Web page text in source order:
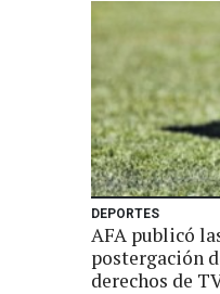
DEPORTES
AFA publicó
postergación
derechos de